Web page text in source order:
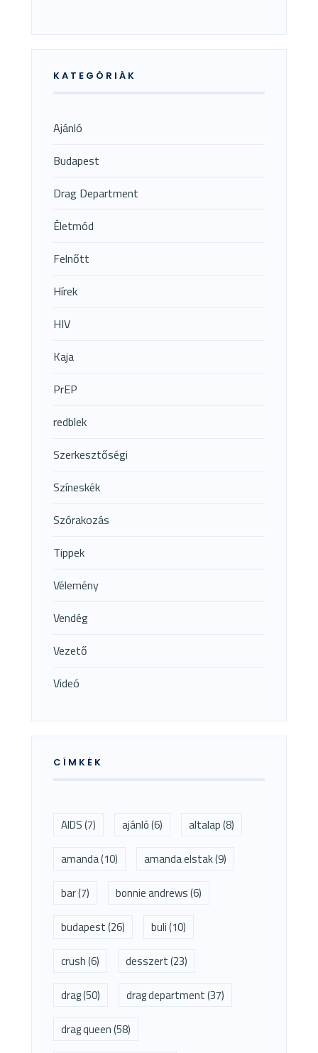
KATEGÓRIÁK
Ajánló
Budapest
Drag Department
Életmód
Felnőtt
Hírek
HIV
Kaja
PrEP
redblek
Szerkesztőségi
Színeskék
Szórakozás
Tippek
Vélemény
Vendég
Vezető
Videó
CÍMKÉK
AIDS(7) ajánló(6) altalap(8)
amanda(10) amanda elstak(9)
bar(7) bonnie andrews(6)
budapest(26) buli(10)
crush(6) desszert(23)
drag(50) drag department(37)
drag queen(58)